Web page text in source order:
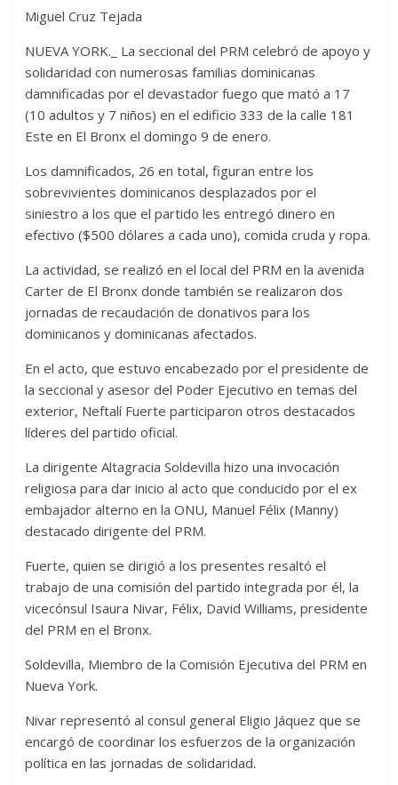
Miguel Cruz Tejada
NUEVA YORK._ La seccional del PRM celebró de apoyo y
solidaridad con numerosas familias dominicanas
damnificadas por el devastador fuego que mató a 17
(10 adultos y 7 niños) en el edificio 333 de la calle 181
Este en El Bronx el domingo 9 de enero.
Los damnificados, 26 en total, figuran entre los
sobrevivientes dominicanos desplazados por el
siniestro a los que el partido les entregó dinero en
efectivo ($500 dólares a cada uno), comida cruda y ropa.
La actividad, se realizó en el local del PRM en la avenida
Carter de El Bronx donde también se realizaron dos
jornadas de recaudación de donativos para los
dominicanos y dominicanas afectados.
En el acto, que estuvo encabezado por el presidente de
la seccional y asesor del Poder Ejecutivo en temas del
exterior, Neftalí Fuerte participaron otros destacados
líderes del partido oficial.
La dirigente Altagracia Soldevilla hizo una invocación
religiosa para dar inicio al acto que conducido por el ex
embajador alterno en la ONU, Manuel Félix (Manny)
destacado dirigente del PRM.
Fuerte, quien se dirigió a los presentes resaltó el
trabajo de una comisión del partido integrada por él, la
vicecónsul Isaura Nivar, Félix, David Williams, presidente
del PRM en el Bronx.
Soldevilla, Miembro de la Comisión Ejecutiva del PRM en
Nueva York.
Nivar representó al consul general Eligio Jáquez que se
encargó de coordinar los esfuerzos de la organización
política en las jornadas de solidaridad.